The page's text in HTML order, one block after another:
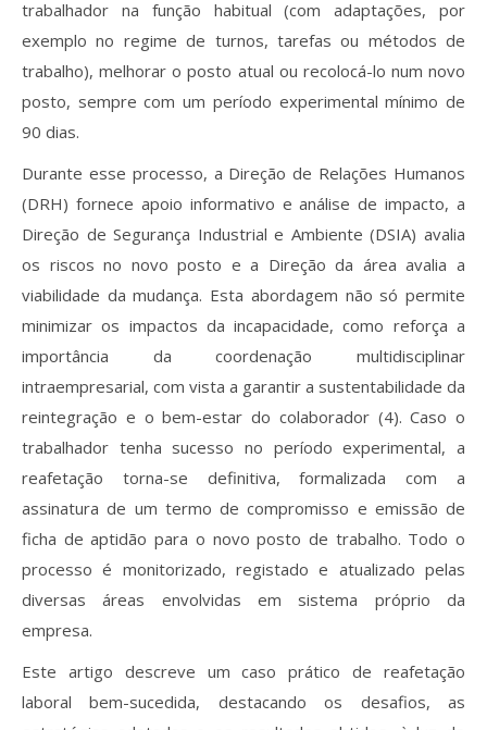
trabalhador na função habitual (com adaptações, por
exemplo no regime de turnos, tarefas ou métodos de
trabalho), melhorar o posto atual ou recolocá-lo num novo
posto, sempre com um período experimental mínimo de
90 dias.
Durante esse processo, a Direção de Relações Humanos
(DRH) fornece apoio informativo e análise de impacto, a
Direção de Segurança Industrial e Ambiente (DSIA) avalia
os riscos no novo posto e a Direção da área avalia a
viabilidade da mudança. Esta abordagem não só permite
minimizar os impactos da incapacidade, como reforça a
importância da coordenação multidisciplinar
intraempresarial, com vista a garantir a sustentabilidade da
reintegração e o bem-estar do colaborador (4). Caso o
trabalhador tenha sucesso no período experimental, a
reafetação torna-se definitiva, formalizada com a
assinatura de um termo de compromisso e emissão de
ficha de aptidão para o novo posto de trabalho. Todo o
processo é monitorizado, registado e atualizado pelas
diversas áreas envolvidas em sistema próprio da
empresa.
Este artigo descreve um caso prático de reafetação
laboral bem-sucedida, destacando os desafios, as